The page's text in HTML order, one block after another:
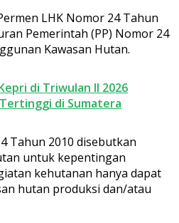
LHK Nomor 24 Tahun
Pemerintah (PP) Nomor 24
Kawasan Hutan.
di Triwulan II 2026
di Sumatera
Tahun 2010 disebutkan
untuk kepentingan
kehutanan hanya dapat
hutan produksi dan/atau